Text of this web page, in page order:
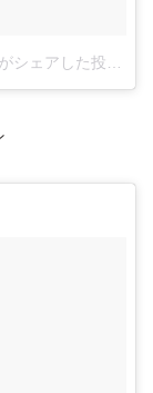
シェアした投稿